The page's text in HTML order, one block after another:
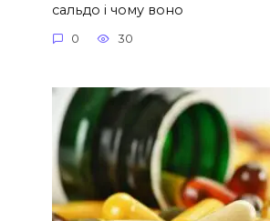
сальдо і чому воно
0 30